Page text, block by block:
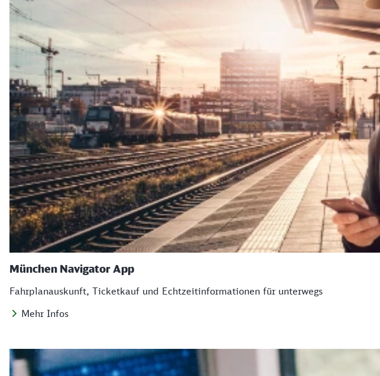
München Navigator App
Fahrplanauskunft, Ticketkauf und Echtzeitinformationen für unterwegs
Mehr Infos